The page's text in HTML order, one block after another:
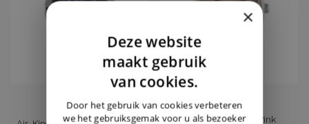
ROLEX ROLEX
Date 34 Oyster Pink
GERMAN
×
Deze website
maakt gebruik
van cookies.
Door het gebruik van cookies verbeteren
we het gebruiksgemak voor u als bezoeker